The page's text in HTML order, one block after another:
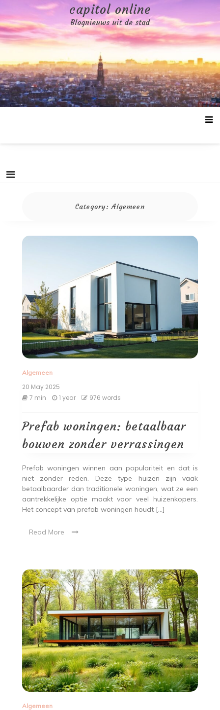
to
content
capitol online
Blognieuws uit de stad
Category:Algemeen
Algemeen
20 May 2025
7 min
1 year 976 words
Prefab woningen: betaalbaar
bouwen zonder verrassingen
Prefab woningen winnen aan populariteit en dat is
niet zonder reden. Deze type huizen zijn vaak
betaalbaarder dan traditionele woningen, wat ze een
aantrekkelijke optie maakt voor veel huizenkopers.
Het concept van prefab woningen houdt […]
Read More
Algemeen